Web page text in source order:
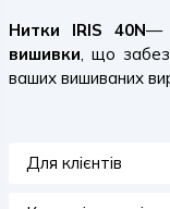
Нитки IRIS 40N—
вишивки, що
ваших вишиваних
Для клієнтів